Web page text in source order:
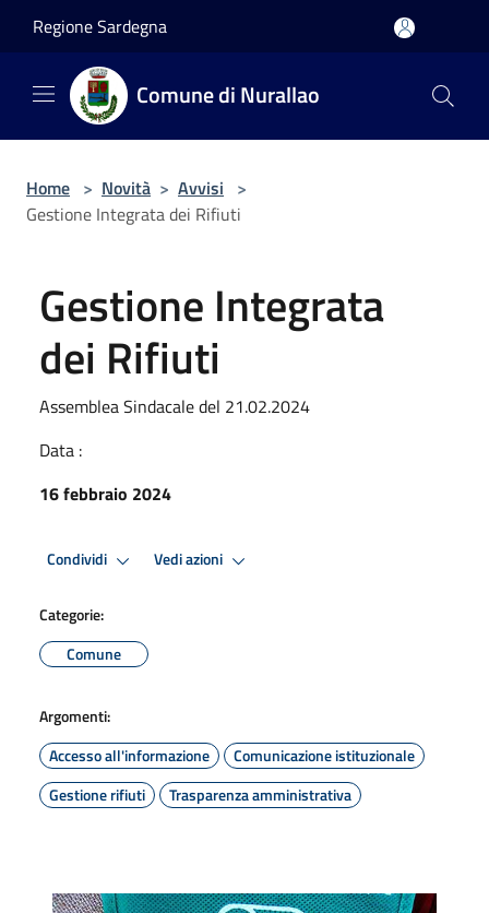
Regione Sardegna
Comune di Nurallao
Home > Novità > Avvisi >
Gestione Integrata dei Rifiuti
Gestione Integrata
dei Rifiuti
Assemblea Sindacale del 21.02.2024
Data :
16 febbraio 2024
Condividi Vedi azioni
Categorie:
Comune
Argomenti:
Accesso all'informazione
Comunicazione istituzionale
Gestione rifiuti
Trasparenza amministrativa